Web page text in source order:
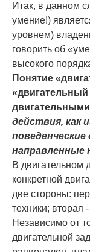
Итак, в данном
умение!)
уровнем)
говорить об
высокого
Понятие
действия, как
направленные
В двигательном
конкретной
две стороны:
техники; вто­рая
Независимо от
двигательной